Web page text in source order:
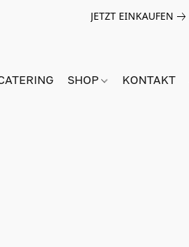
JETZT EINKAUFEN
SHOP KONTAKT